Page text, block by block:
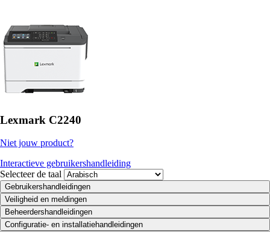
Lexmark C2240
Niet jouw product?
Interactieve gebruikershandleiding
Selecteer de taal
Gebruikershandleidingen
Veiligheid en meldingen
Beheerdershandleidingen
Configuratie- en installatiehandleidingen